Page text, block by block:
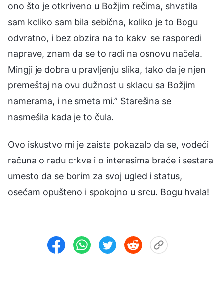
ono što je otkriveno u Božjim rečima, shvatila
sam koliko sam bila sebična, koliko je to Bogu
odvratno, i bez obzira na to kakvi se rasporedi
naprave, znam da se to radi na osnovu načela.
Mingji je dobra u pravljenju slika, tako da je njen
premeštaj na ovu dužnost u skladu sa Božjim
namerama, i ne smeta mi.” Starešina se
nasmešila kada je to čula.
Ovo iskustvo mi je zaista pokazalo da se, vodeći
računa o radu crkve i o interesima braće i sestara
umesto da se borim za svoj ugled i status,
osećam opušteno i spokojno u srcu. Bogu hvala!